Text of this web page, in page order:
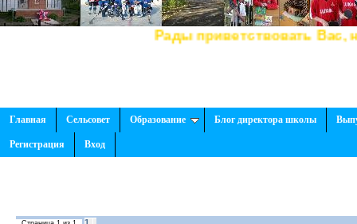
Рады приветствовать Вас, на нашем
Главная Сельсовет Образование Блог директора школы
Регистрация Вход